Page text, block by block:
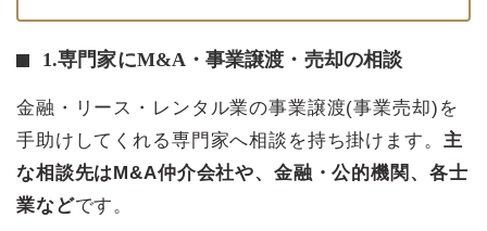
1.専門家にM&A・事業譲渡・売却の相談
金融・リース・レンタル業の事業譲渡(事業売却)を
手助けしてくれる専門家へ相談を持ち掛けます。 主
な相談先はM&A仲介会社や、金融・公的機関、各士
業などです。